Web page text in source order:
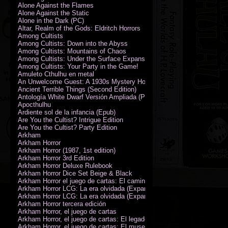
Alone Against the Flames
Alone Against the Static
Alone in the Dark (PC)
Altar, Realm of the Gods: Eldritch Horrors
Among Cultists
Among Cultists: Down into the Abyss
Among Cultists: Mountains of Chaos
Among Cultists: Under the Surface Expansion
Among Cultists: Your Party in the Game!
Amuleto Cthulhu en metal
An Unwelcome Guest: A 1930s Mystery Horror Adventure RPG
Ancient Terrible Things (Second Edition)
Antología White Dwarf Versión Ampliada (PDF)
Apocthulhu
Ardiente sol de la infancia (Epub)
Are You the Cultist? Intrigue Edition
Are You the Cultist? Party Edition
Arkham
Arkham Horror
Arkham Horror (1987, 1st edition)
Arkham Horror 3rd Edition
Arkham Horror Deluxe Rulebook
Arkham Horror Dice Set Beige & Black
Arkham Horror el juego de cartas: El camino a Carcosa - Exp.
Arkham Horror LCG: La era olvidada (Expansión de campaña)
Arkham Horror LCG: La era olvidada (Expansión de investigadores)
Arkham Horror tercera edición
Arkham Horror, el juego de cartas
Arkham Horror, el juego de cartas: El legado de Dunwich expansión